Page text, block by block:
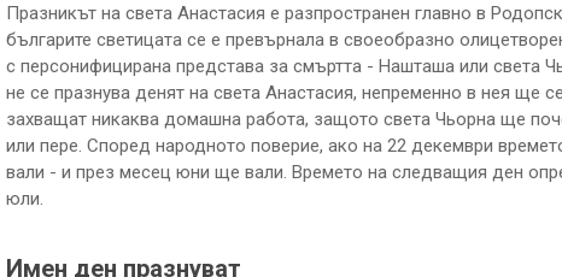
Празникът на света Анастасия е разпространен главно в
българите светицата се е превърнала в своеобразно
с персонифицирана представа за смъртта - Нашташа или света
не се празнува денят на света Анастасия, непременно в нея ще
захващат никаква домашна работа, защото света Чьорна ще
или пере. Според народното поверие, ако на 22 декември
вали - и през месец юни ще вали. Времето на следващия ден
юли.
Имен ден празнуват